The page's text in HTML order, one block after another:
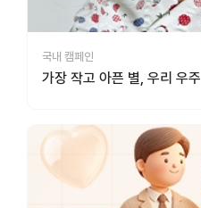
국내 캠페인
가장 작고 아픈 별, 우리 우주